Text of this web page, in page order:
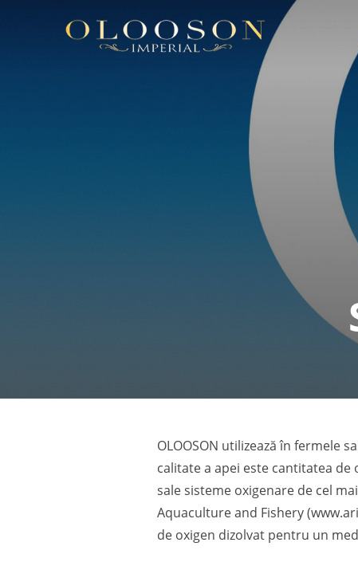
OLOOSON utilizează în fermele
calitate a apei este cantitatea de
sale sisteme oxigenare de cel
Aquaculture and Fishery
de oxigen dizolvat pentru un